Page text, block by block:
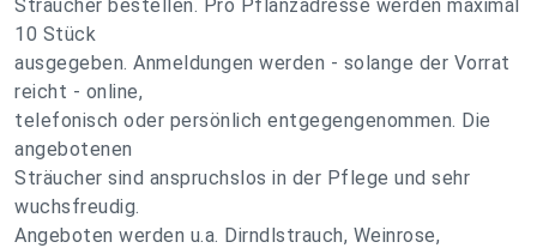
Sträucher bestellen. Pro Pflanzadresse werden maximal
10 Stück
ausgegeben. Anmeldungen werden - solange der Vorrat
reicht - online,
telefonisch oder persönlich entgegengenommen. Die
angebotenen
Sträucher sind anspruchslos in der Pflege und sehr
wuchsfreudig.
Angeboten werden u.a. Dirndlstrauch, Weinrose,